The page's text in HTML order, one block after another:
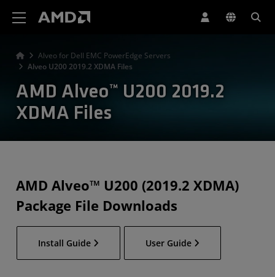
Alveo for Dell EMC PowerEdge Servers
Alveo U200 2019.2 XDMA Files
AMD Alveo™ U200 2019.2
XDMA Files
AMD Alveo™ U200 (2019.2 XDMA)
Package File Downloads
Install Guide User Guide